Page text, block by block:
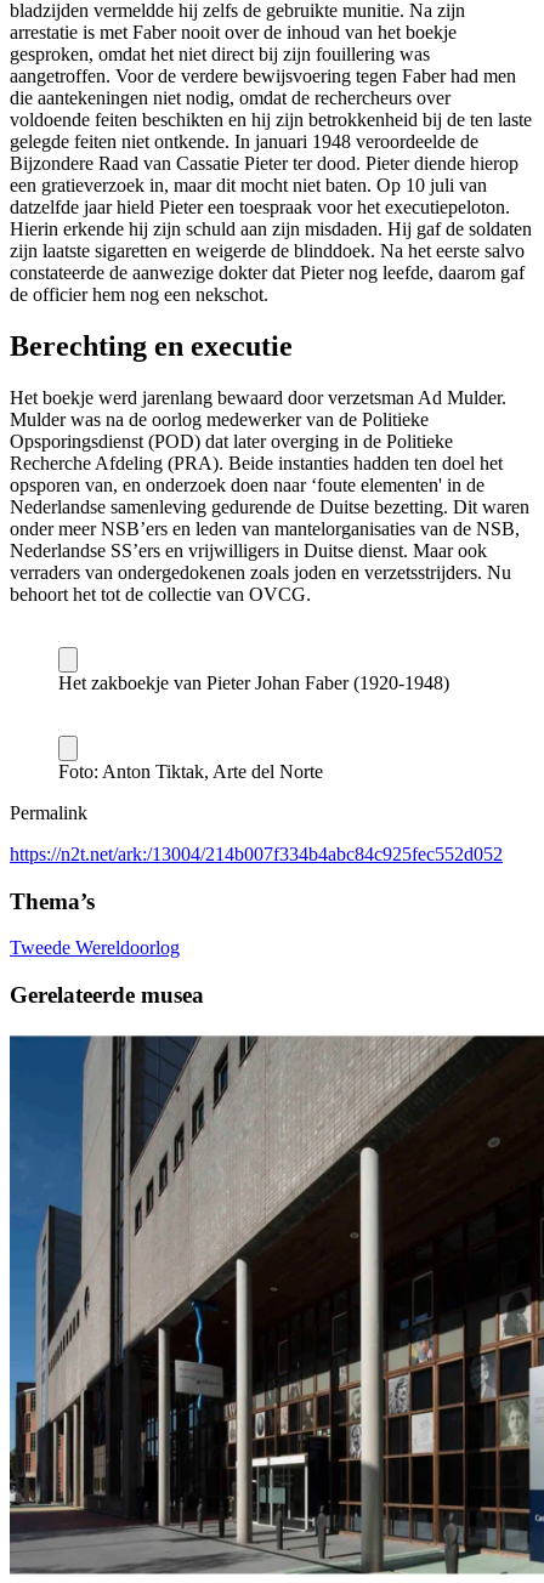
bladzijden vermeldde hij zelfs de gebruikte munitie. Na zijn
arrestatie is met Faber nooit over de inhoud van het boekje
gesproken, omdat het niet direct bij zijn fouillering was
aangetroffen. Voor de verdere bewijsvoering tegen Faber had men
die aantekeningen niet nodig, omdat de rechercheurs over
voldoende feiten beschikten en hij zijn betrokkenheid bij de ten laste
gelegde feiten niet ontkende. In januari 1948 veroordeelde de
Bijzondere Raad van Cassatie Pieter ter dood. Pieter diende hierop
een gratieverzoek in, maar dit mocht niet baten. Op 10 juli van
datzelfde jaar hield Pieter een toespraak voor het executiepeloton.
Hierin erkende hij zijn schuld aan zijn misdaden. Hij gaf de soldaten
zijn laatste sigaretten en weigerde de blinddoek. Na het eerste salvo
constateerde de aanwezige dokter dat Pieter nog leefde, daarom gaf
de officier hem nog een nekschot.
Berechting en executie
Het boekje werd jarenlang bewaard door verzetsman Ad Mulder.
Mulder was na de oorlog medewerker van de Politieke
Opsporingsdienst (POD) dat later overging in de Politieke
Recherche Afdeling (PRA). Beide instanties hadden ten doel het
opsporen van, en onderzoek doen naar ‘foute elementen' in de
Nederlandse samenleving gedurende de Duitse bezetting. Dit waren
onder meer NSB’ers en leden van mantelorganisaties van de NSB,
Nederlandse SS’ers en vrijwilligers in Duitse dienst. Maar ook
verraders van ondergedokenen zoals joden en verzetsstrijders. Nu
behoort het tot de collectie van OVCG.
Het zakboekje van Pieter Johan Faber (1920-1948)
Foto: Anton Tiktak, Arte del Norte
Permalink
https://n2t.net/ark:/13004/214b007f334b4abc84c925fec552d052
Thema’s
Tweede Wereldoorlog
Gerelateerde musea